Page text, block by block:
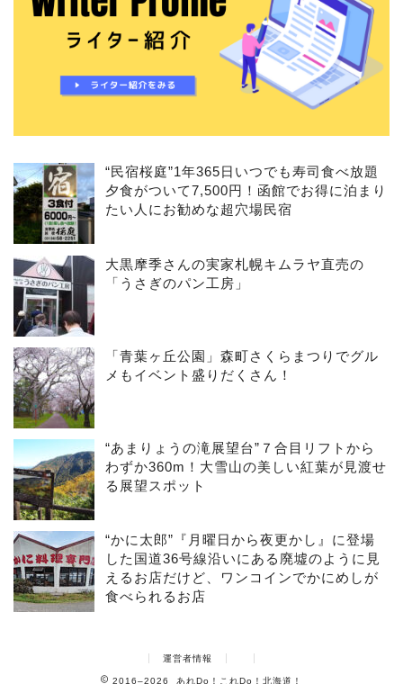
“民宿桜庭”1年365日いつでも寿司食べ放題
夕食がついて7,500円！函館でお得に泊まり
たい人にお勧めな超穴場民宿
大黒摩季さんの実家札幌キムラヤ直売の
「うさぎのパン工房」
「青葉ヶ丘公園」森町さくらまつりでグル
メもイベント盛りだくさん！
“あまりょうの滝展望台”７合目リフトから
わずか360m！大雪山の美しい紅葉が見渡せ
る展望スポット
“かに太郎”『月曜日から夜更かし』に登場
した国道36号線沿いにある廃墟のように見
えるお店だけど、ワンコインでかにめしが
食べられるお店
運営者情報
2016–2026 あれDo！これDo！北海道！